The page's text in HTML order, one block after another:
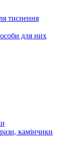
тиснення
для них
камінчики